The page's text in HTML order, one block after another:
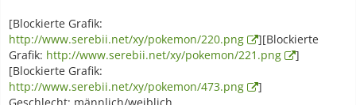
[Blockierte Grafik:
http://www.serebii.net/xy/pokemon/220.png
][Blockierte
Grafik: http://www.serebii.net/xy/pokemon/221.png
]
[Blockierte Grafik:
http://www.serebii.net/xy/pokemon/473.png
]